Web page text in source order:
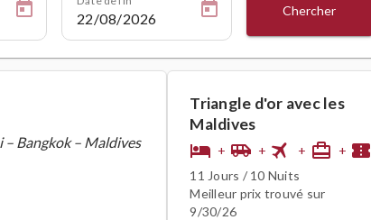
Chercher
– Bangkok – Maldives
Triangle d'or avec les
Maldives
hotel + airport_shuttle + flight + card_travel + confirmation_number
11 Jours / 10 Nuits
Meilleur prix trouvé sur
9/30/26